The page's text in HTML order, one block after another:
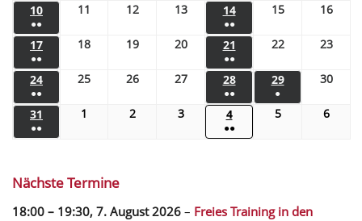
10
●●
11 12 13 14
●●
15 16
17
●●
18 19 20 21
●●
22 23
24
●●
25 26 27 28
●●
29
●
30
31
●●
1 2 3 4
●●
5 6
Nächste Termine
18:00 – 19:30, 7. August 2026 – Freies Training in den